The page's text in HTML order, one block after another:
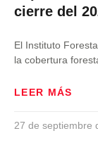
cierre del
El Instituto
la cobertura
LEER MÁS
27 de septiembre